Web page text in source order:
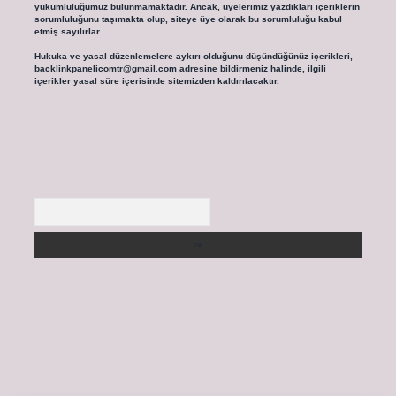
yükümlülüğümüz bulunmamaktadır. Ancak, üyelerimiz yazdıkları içeriklerin
sorumluluğunu taşımakta olup, siteye üye olarak bu sorumluluğu kabul
etmiş sayılırlar.
Hukuka ve yasal düzenlemelere aykırı olduğunu düşündüğünüz içerikleri,
backlinkpanelicomtr@gmail.comadresine bildirmeniz halinde, ilgili
içerikler yasal süre içerisinde sitemizden kaldırılacaktır.